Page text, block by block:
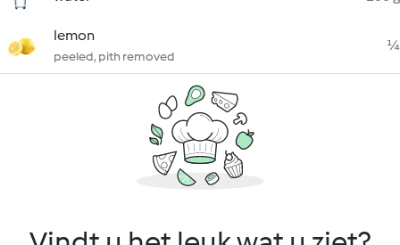
lemon
peeled, pith removed
¼